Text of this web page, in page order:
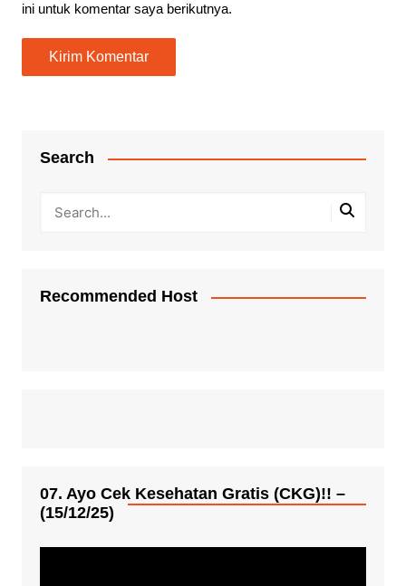
ini untuk komentar saya berikutnya.
Search
Recommended Host
07. Ayo Cek Kesehatan Gratis (CKG)!! –
(15/12/25)